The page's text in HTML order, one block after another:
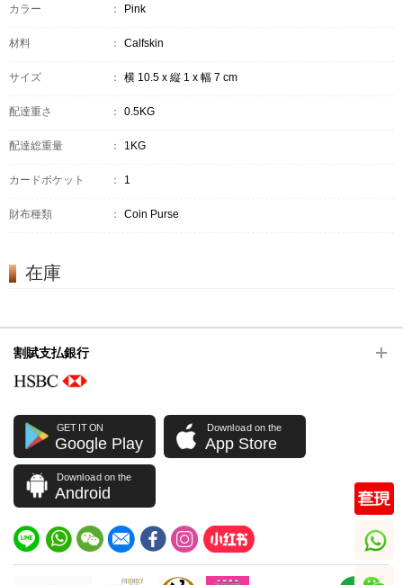
カラー ： Pink
材料 ： Calfskin
サイズ ： 横 10.5 x 縦 1 x 幅 7 cm
配達重さ ： 0.5KG
配達総重量 ： 1KG
カードポケット ： 1
財布種類 ： Coin Purse
在庫
割賦支払銀行
GET IT ON
Google Play
Download on the
App Store
Download on the
Android
whatsapp